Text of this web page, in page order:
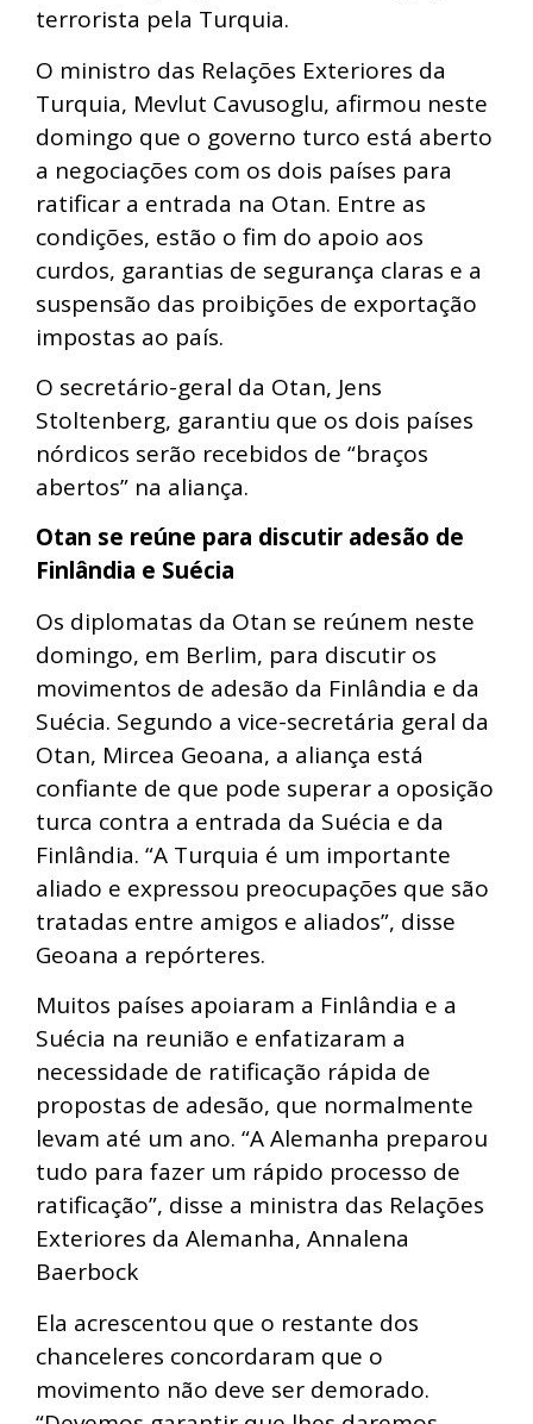
terrorista pela Turquia.
O ministro das Relações Exteriores da
Turquia, Mevlut Cavusoglu, afirmou neste
domingo que o governo turco está aberto
a negociações com os dois países para
ratificar a entrada na Otan. Entre as
condições, estão o fim do apoio aos
curdos, garantias de segurança claras e a
suspensão das proibições de exportação
impostas ao país.
O secretário-geral da Otan, Jens
Stoltenberg, garantiu que os dois países
nórdicos serão recebidos de “braços
abertos” na aliança.
Otan se reúne para discutir adesão de
Finlândia e Suécia
Os diplomatas da Otan se reúnem neste
domingo, em Berlim, para discutir os
movimentos de adesão da Finlândia e da
Suécia. Segundo a vice-secretária geral da
Otan, Mircea Geoana, a aliança está
confiante de que pode superar a oposição
turca contra a entrada da Suécia e da
Finlândia. “A Turquia é um importante
aliado e expressou preocupações que são
tratadas entre amigos e aliados”, disse
Geoana a repórteres.
Muitos países apoiaram a Finlândia e a
Suécia na reunião e enfatizaram a
necessidade de ratificação rápida de
propostas de adesão, que normalmente
levam até um ano. “A Alemanha preparou
tudo para fazer um rápido processo de
ratificação”, disse a ministra das Relações
Exteriores da Alemanha, Annalena
Baerbock
Ela acrescentou que o restante dos
chanceleres concordaram que o
movimento não deve ser demorado.